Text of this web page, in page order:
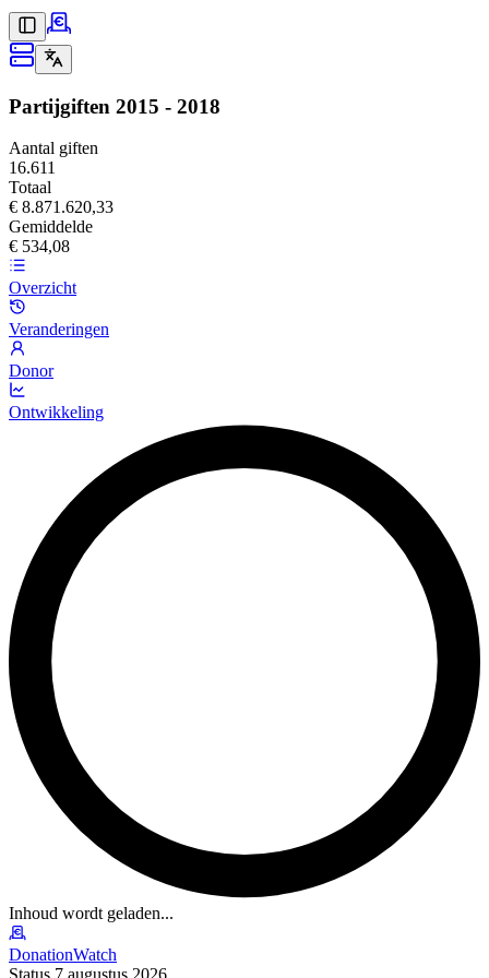
Partijgiften 2015 - 2018
Aantal giften
16.611
Totaal
€ 8.871.620,33
Gemiddelde
€ 534,08
Overzicht
Veranderingen
Donor
Ontwikkeling
Inhoud wordt geladen...
DonationWatch
Status 7 augustus 2026